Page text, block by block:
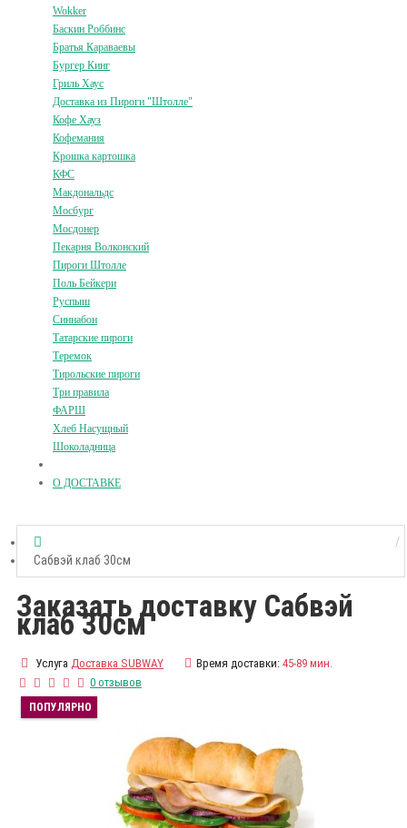
Wokker
Баскин Роббинс
Братья Караваевы
Бургер Кинг
Гриль Хаус
Доставка из Пироги "Штолле"
Кофе Хауз
Кофемания
Крошка картошка
КФС
Макдональдс
Мосбург
Мосдонер
Пекарня Волконский
Пироги Штолле
Поль Бейкери
Руспыш
Синнабон
Татарские пироги
Теремок
Тирольские пироги
Три правила
ФАРШ
Хлеб Насущный
Шоколадница
О ДОСТАВКЕ
Сабвэй клаб 30см
Заказать доставку Сабвэй
клаб 30см
Услуга Доставка SUBWAY Время доставки: 45-89 мин.
0 отзывов
ПОПУЛЯРНО